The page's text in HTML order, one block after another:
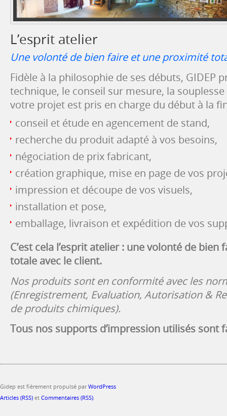
L’esprit atelier
Une volonté de bien faire et une proximité
Fidèle à la philosophie de ses débuts, GIDEP
technique, le conseil sur mesure, la
votre projet est pris en charge du début à la
conseil et étude en agencement de stand,
recherche du produit adapté à vos besoins,
négociation de prix fabricant,
création graphique, mise en page de vos
impression et découpe de vos visuels,
installation et pose,
emballage, livraison et expédition de vos
C’est cela l’esprit atelier : une volonté de
totale avec le client.
Nos produits sont en conformité avec les
(Enregistrement, Evaluation, Autorisation &
de produits chimiques).
Tous nos supports d’impression utilisés sont
Gidep est fièrement propulsé parWordPress
Articles (RSS) et Commentaires (RSS).